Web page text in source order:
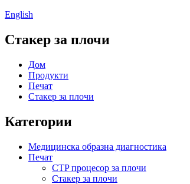
English
Стакер за плочи
Дом
Продукти
Печат
Стакер за плочи
Категории
Медицинска образна диагностика
Печат
CTP процесор за плочи
Стакер за плочи